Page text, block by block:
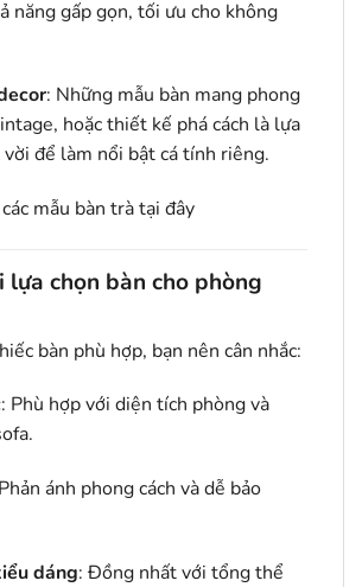
năng gấp gọn, tối ưu cho không
: Những mẫu bàn mang phong
hoặc thiết kế phá cách là lựa
để làm nổi bật cá tính riêng.
mẫu bàn trà tại đây
lựa chọn bàn cho phòng
bàn phù hợp, bạn nên cân nhắc:
: Phù hợp với diện tích phòng và
ánh phong cách và dễ bảo
dáng: Đồng nhất với tổng thể